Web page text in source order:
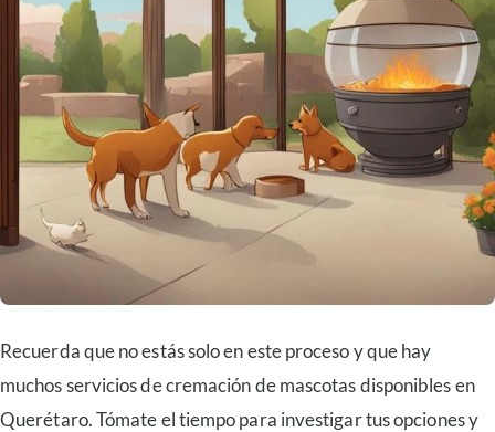
Recuerda que no estás solo en este proceso y que hay
muchos servicios de cremación de mascotas disponibles en
Querétaro. Tómate el tiempo para investigar tus opciones y